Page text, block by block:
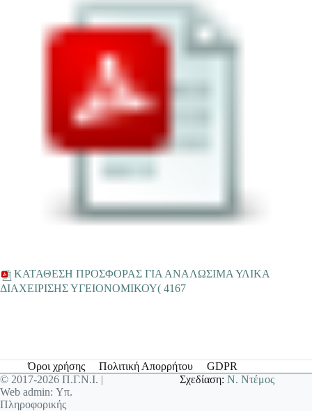
ΚΑΤΑΘΕΣΗ ΠΡΟΣΦΟΡΑΣ ΓΙΑ ΑΝΑΛΩΣΙΜΑ ΥΛΙΚΑ
ΔΙΑΧΕΙΡΙΣΗΣ ΥΓΕΙΟΝΟΜΙΚΟΥ( 4167
Όροι χρήσης Πολιτική Απορρήτου
GDPR
© 2017-2026 Π.Γ.Ν.Ι. |
Web admin: Υπ.
Πληροφορικής
Σχεδίαση:Ν. Ντέμος